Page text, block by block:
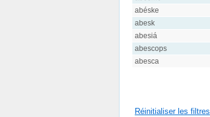
abéske
abesk
abesiá
abescops
abesca
Réinitialiser les filtres